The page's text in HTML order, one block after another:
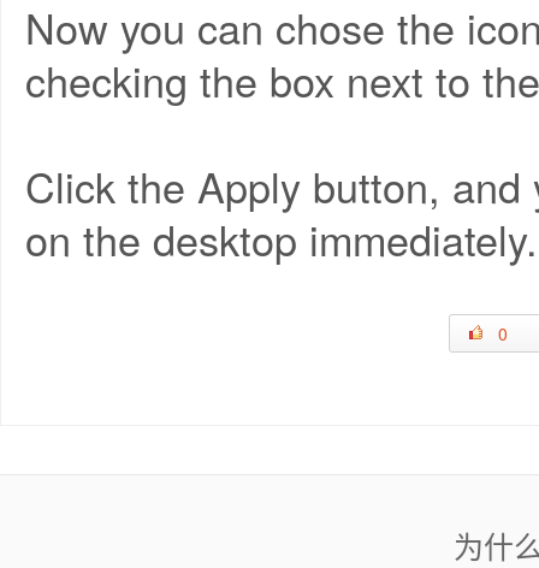
Now you can chose the
checking the box next to
Click the Apply button,
on the desktop immediately.
0
为什